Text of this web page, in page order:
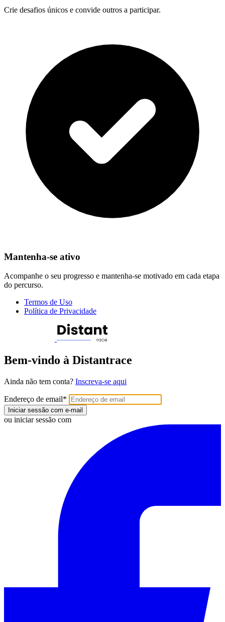
Crie desafios únicos e convide outros a participar.
Mantenha-se ativo
Acompanhe o seu progresso e mantenha-se motivado em cada etapa
do percurso.
Termos de Uso
Política de Privacidade
Bem-vindo à Distantrace
Ainda não tem conta? Inscreva-se aqui
Endereço de email*
Iniciar sessão com e-mail
ou iniciar sessão com